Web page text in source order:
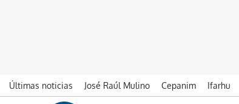
Últimas noticias José Raúl Mulino Cepanim Ifarhu
Ir al contenido